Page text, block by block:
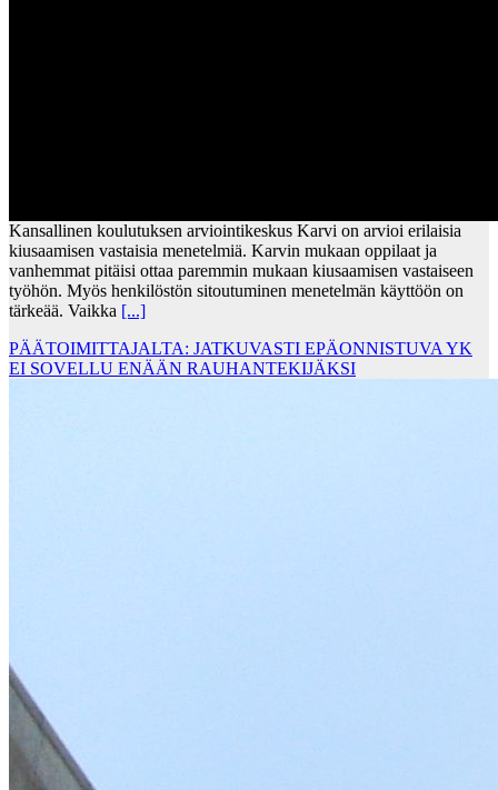
Kansallinen koulutuksen arviointikeskus Karvi on arvioi erilaisia
kiusaamisen vastaisia menetelmiä. Karvin mukaan oppilaat ja
vanhemmat pitäisi ottaa paremmin mukaan kiusaamisen vastaiseen
työhön. Myös henkilöstön sitoutuminen menetelmän käyttöön on
tärkeää. Vaikka [...]
PÄÄTOIMITTAJALTA: JATKUVASTI EPÄONNISTUVA YK
EI SOVELLU ENÄÄN RAUHANTEKIJÄKSI